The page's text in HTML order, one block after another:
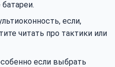
если,
читать про тактики или
если выбрать